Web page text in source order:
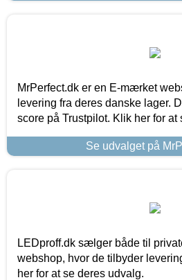
MrPerfect.dk er en E-mærket
levering fra deres danske lager.
score på Trustpilot. Klik her for at
Se udvalget på
LEDproff.dk sælger både til
webshop, hvor de tilbyder
her for at se deres udvalg.